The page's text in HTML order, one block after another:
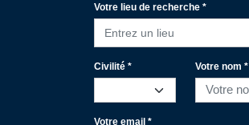
Votre lieu de recherche *
Entrez un lieu
Civilité * Votre nom *
Votre email *